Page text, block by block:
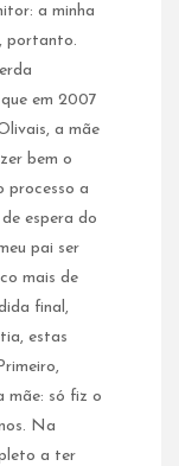
a minha
portanto.
em 2007
a mãe
bem o
processo a
espera do
pai ser
mais de
final,
estas
mãe: só fiz o
Na
a ter